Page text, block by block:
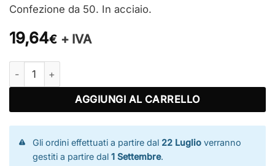
Confezione da 50. In acciaio.
19,64€ + IVA
Ganci per fissaggio reti recinzione quantità
AGGIUNGI AL CARRELLO
Gli ordini effettuati a partire dal 22 Luglio verranno
gestiti a partire dal1 Settembre.